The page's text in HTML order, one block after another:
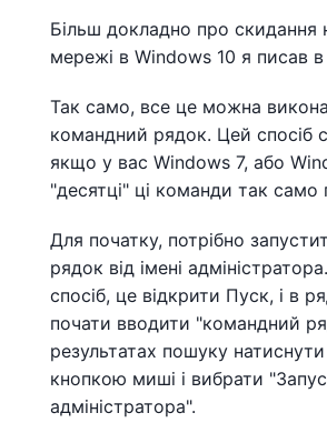
Більш докладно про скидання
мережі в Windows 10 я писав в
Так само, все це можна
командний рядок. Цей спосіб
якщо у вас Windows 7, або
"десятці" ці команди так
Для початку, потрібно
рядок від імені
спосіб, це відкрити Пуск, і в
почати вводити "командний
результатах пошуку
кнопкою миші і вибрати
адміністратора".